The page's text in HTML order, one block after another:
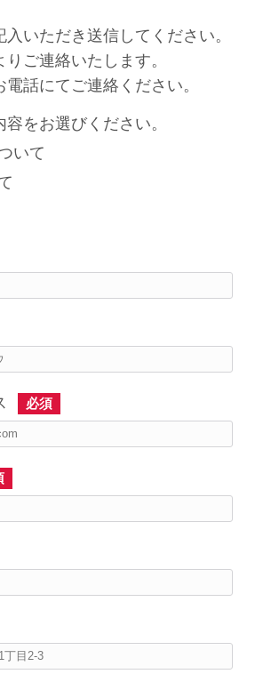
入いただき送信してください。
ご連絡いたします。
話にてご連絡ください。
をお選びください。
いて
必須